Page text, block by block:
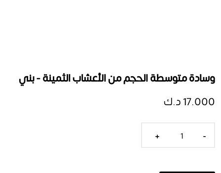
وسادة متوسطة الحجم من الأعشاب الثمينة - بني
17.000 د.ك
-
+